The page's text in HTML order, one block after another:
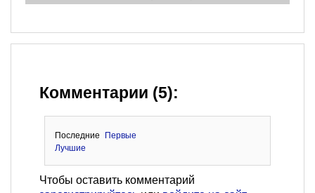
Комментарии (5):
Последние
Первые
Лучшие
Чтобы оставить комментарий